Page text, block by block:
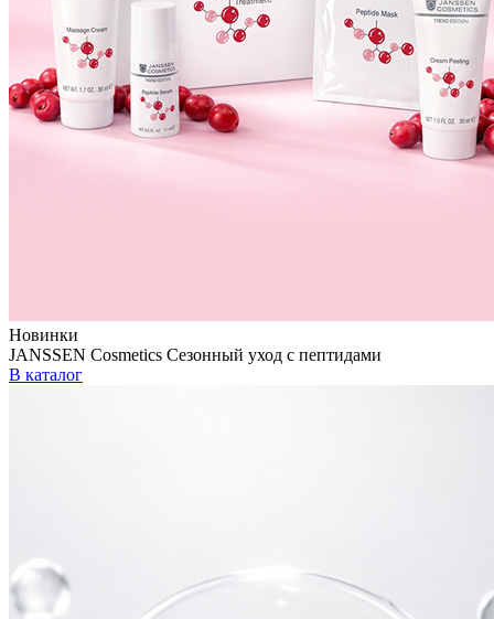
Новинки
JANSSEN Cosmetics Сезонный уход с пептидами
В каталог